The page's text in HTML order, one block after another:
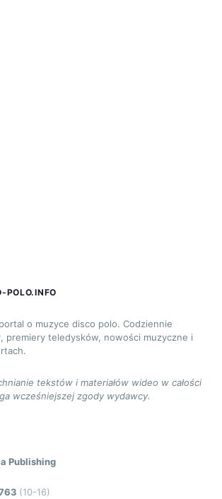
POLO.INFO
o muzyce disco polo. Codziennie
premiery teledysków, nowości muzyczne i
tekstów i materiałów wideo w całości
wcześniejszej zgody wydawcy.
Publishing
(10-16)